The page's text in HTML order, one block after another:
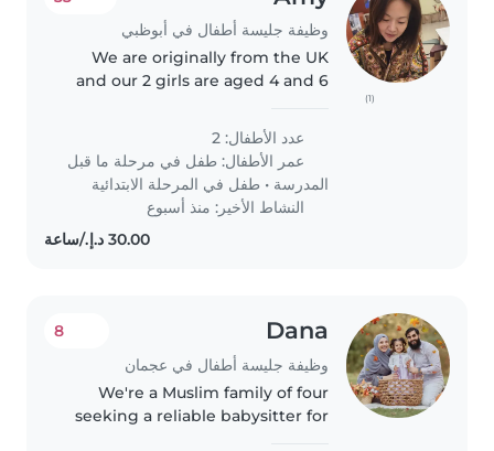
(1)
وظيفة جليسة أطفال في أبوظبي
We are originally from the UK
and our 2 girls are aged 4 and 6
summer holidays, we are looking
for someone who can assist with
homeschooling and keeping..
عدد الأطفال: 2
عمر الأطفال: طفل في مرحلة ما قبل
المدرسة • طفل في المرحلة الابتدائية
النشاط الأخير: منذ أسبوع
Dana
وظيفة جليسة أطفال في عجمان
8
We're a Muslim family of four
seeking a reliable babysitter for